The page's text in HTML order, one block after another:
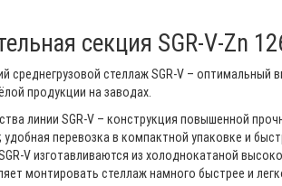
секция SGR-V-Zn
среднегрузовой стеллаж SGR-V –
продукции на заводах.
линии SGR-V – конструкция повышенной
удобная перевозка в компактной упаковке и
V изготавливаются из холоднокатаной
монтировать стеллаж намного быстрее и